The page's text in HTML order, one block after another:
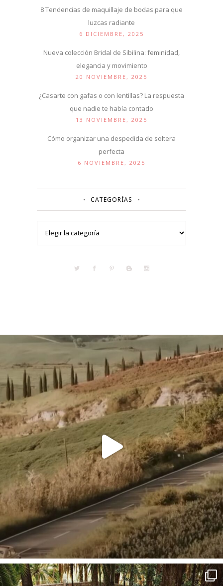
8 Tendencias de maquillaje de bodas para que
luzcas radiante
6 DICIEMBRE, 2025
Nueva colección Bridal de Sibilina: feminidad,
elegancia y movimiento
20 NOVIEMBRE, 2025
¿Casarte con gafas o con lentillas? La respuesta
que nadie te había contado
13 NOVIEMBRE, 2025
Cómo organizar una despedida de soltera
perfecta
6 NOVIEMBRE, 2025
CATEGORÍAS